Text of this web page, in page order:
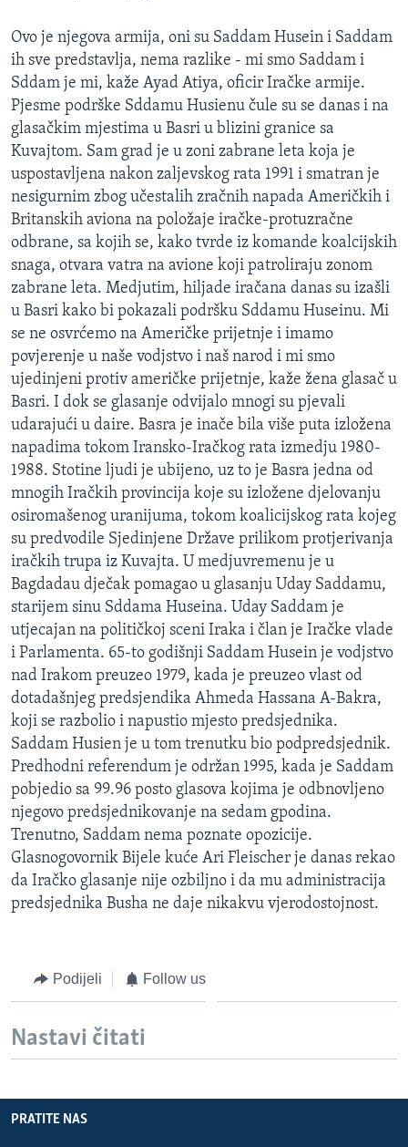
Ovo je njegova armija, oni su Saddam Husein i Saddam
ih sve predstavlja, nema razlike - mi smo Saddam i
Sddam je mi, kaže Ayad Atiya, oficir Iračke armije.
Pjesme podrške Sddamu Husienu čule su se danas i na
glasačkim mjestima u Basri u blizini granice sa
Kuvajtom. Sam grad je u zoni zabrane leta koja je
uspostavljena nakon zaljevskog rata 1991 i smatran je
nesigurnim zbog učestalih zračnih napada Američkih i
Britanskih aviona na položaje iračke-protuzračne
odbrane, sa kojih se, kako tvrde iz komande koalcijskih
snaga, otvara vatra na avione koji patroliraju zonom
zabrane leta. Medjutim, hiljade iračana danas su izašli
u Basri kako bi pokazali podršku Sddamu Huseinu. Mi
se ne osvrćemo na Američke prijetnje i imamo
povjerenje u naše vodjstvo i naš narod i mi smo
ujedinjeni protiv američke prijetnje, kaže žena glasač u
Basri. I dok se glasanje odvijalo mnogi su pjevali
udarajući u daire. Basra je inače bila više puta izložena
napadima tokom Iransko-Iračkog rata izmedju 1980-
1988. Stotine ljudi je ubijeno, uz to je Basra jedna od
mnogih Iračkih provincija koje su izložene djelovanju
osiromašenog uranijuma, tokom koalicijskog rata kojeg
su predvodile Sjedinjene Države prilikom protjerivanja
iračkih trupa iz Kuvajta. U medjuvremenu je u
Bagdadau dječak pomagao u glasanju Uday Saddamu,
starijem sinu Sddama Huseina. Uday Saddam je
utjecajan na političkoj sceni Iraka i član je Iračke vlade
i Parlamenta. 65-to godišnji Saddam Husein je vodjstvo
nad Irakom preuzeo 1979, kada je preuzeo vlast od
dotadašnjeg predsjendika Ahmeda Hassana A-Bakra,
koji se razbolio i napustio mjesto predsjednika.
Saddam Husien je u tom trenutku bio podpredsjednik.
Predhodni referendum je održan 1995, kada je Saddam
pobjedio sa 99.96 posto glasova kojima je odbnovljeno
njegovo predsjednikovanje na sedam gpodina.
Trenutno, Saddam nema poznate opozicije.
Glasnogovornik Bijele kuće Ari Fleischer je danas rekao
da Iračko glasanje nije ozbiljno i da mu administracija
predsjednika Busha ne daje nikakvu vjerodostojnost.
Podijeli Follow us
Nastavi čitati
PRATITE NAS